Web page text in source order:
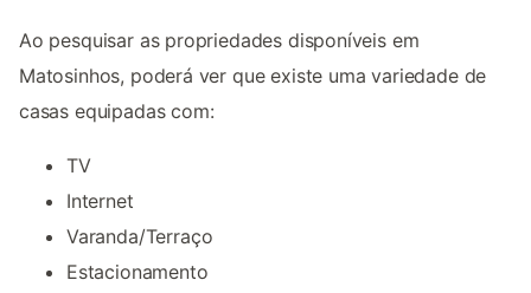
Ao pesquisar as propriedades disponíveis em
Matosinhos, poderá ver que existe uma variedade de
casas equipadas com:
TV
Internet
Varanda/Terraço
Estacionamento